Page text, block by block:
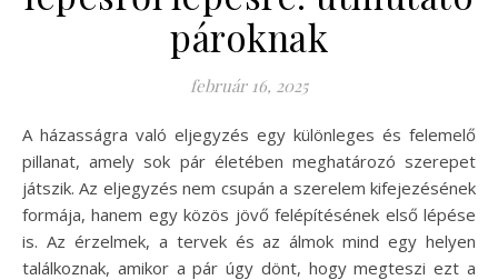
pároknak
február 16, 2025
A házasságra való eljegyzés egy különleges és felemelő
pillanat, amely sok pár életében meghatározó szerepet
játszik. Az eljegyzés nem csupán a szerelem kifejezésének
formája, hanem egy közös jövő felépítésének első lépése
is. Az érzelmek, a tervek és az álmok mind egy helyen
találkoznak, amikor a pár úgy dönt, hogy megteszi ezt a